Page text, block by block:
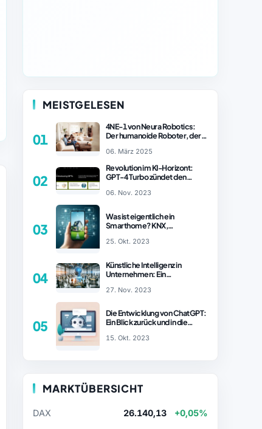
MEISTGELESEN
01
4NE-1 von Neura Robotics:
Der humanoide Roboter, der
revolutionieren könnte
06. März 2025
02
Revolution im KI-Horizont:
GPT-4 Turbo zündet den
– ChatGPT Revolution!
06. Nov. 2023
03
Was ist eigentlich ein
Smarthome? KNX,
Vergleich
25. Okt. 2023
04
Künstliche Intelligenz in
Unternehmen: Ein
27. Nov. 2023
05
Die Entwicklung von ChatGPT:
Ein Blick zurück und in die
15. Okt. 2023
MARKTÜBERSICHT
DAX 26.140,13 +0,05%